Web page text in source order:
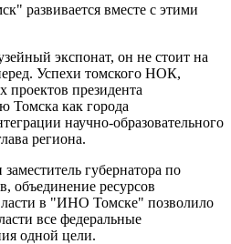
развивается вместе с этими
экспонат, он не стоит на
Успехи томского НОК,
проектов президента
Томска как города
научно-образовательного
региона.
губернатора по
объединение ресурсов
в "ИНО Томске" позволило
все федеральные
одной цели.